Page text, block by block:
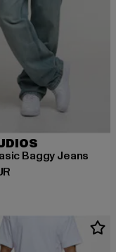
Baggy Jeans
Preis: 47,49 EUR